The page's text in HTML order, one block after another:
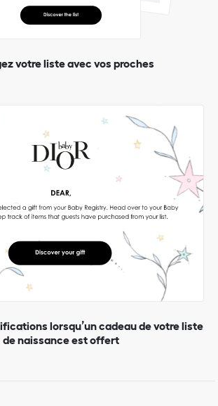
votre liste avec vos proches
lorsqu’un cadeau de votre liste
de naissance est offert